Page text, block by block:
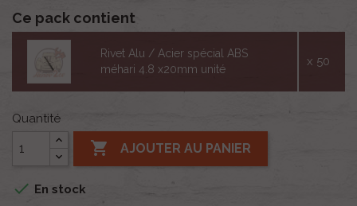
Ce pack contient
Rivet Alu / Acier spécial ABS
méhari 4.8 x20mm unité
x 50
Quantité
 AJOUTER AU PANIER
 En stock